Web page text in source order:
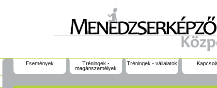
Események
Tréningek -
magánszemélyek
Tréningek - vállalatok